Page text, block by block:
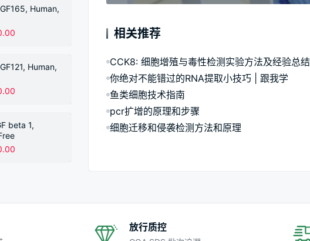
相关推荐
CCK8: 细胞增殖与毒性检测实验方法及经验总结
你绝对不能错过的RNA提取小技巧 | 跟我学
鱼类细胞技术指南
pcr扩增的原理和步骤
细胞迁移和侵袭检测方法和原理
围：
¥220.00
Human,
围：
¥220.00
Human,
围：
¥220.00
beta 1,
至
放行质控